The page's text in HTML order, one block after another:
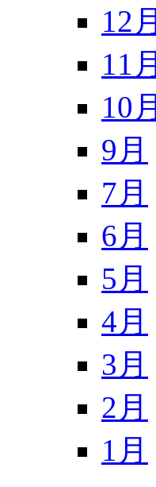
12月
11月
10月
9月
7月
6月
5月
4月
3月
2月
1月